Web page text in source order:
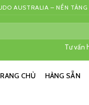
AUSTRALIA – NỀN
Tư vấn
CHỦ HÀNG SẴN